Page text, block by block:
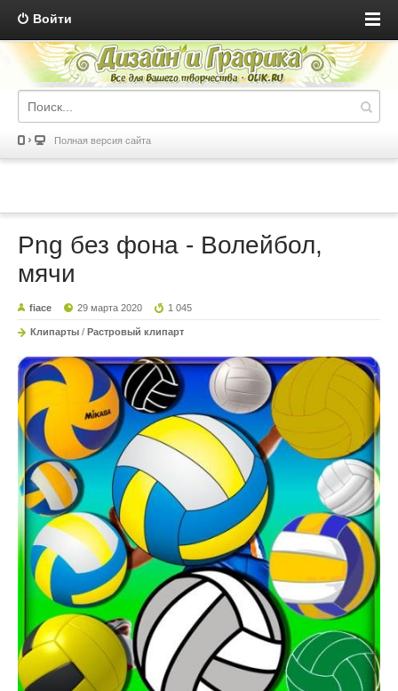
Войти
Полная версия сайта
Png без фона - Волейбол,
мячи
fiace 29 марта 2020 1 045
Клипарты / Растровый клипарт